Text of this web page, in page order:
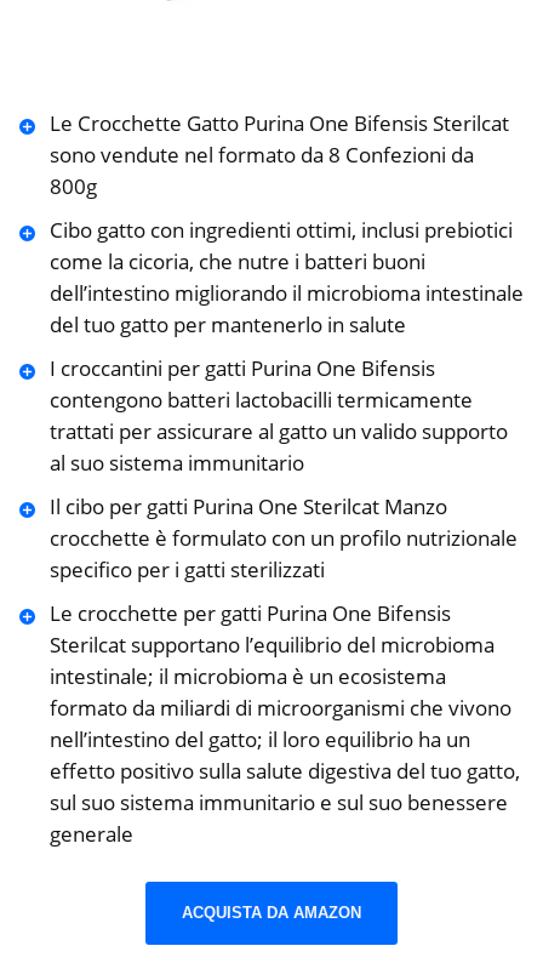
Le Crocchette Gatto Purina One Bifensis Sterilcat
sono vendute nel formato da 8 Confezioni da
800g
Cibo gatto con ingredienti ottimi, inclusi prebiotici
come la cicoria, che nutre i batteri buoni
dell’intestino migliorando il microbioma intestinale
del tuo gatto per mantenerlo in salute
I croccantini per gatti Purina One Bifensis
contengono batteri lactobacilli termicamente
trattati per assicurare al gatto un valido supporto
al suo sistema immunitario
Il cibo per gatti Purina One Sterilcat Manzo
crocchette è formulato con un profilo nutrizionale
specifico per i gatti sterilizzati
Le crocchette per gatti Purina One Bifensis
Sterilcat supportano l’equilibrio del microbioma
intestinale; il microbioma è un ecosistema
formato da miliardi di microorganismi che vivono
nell’intestino del gatto; il loro equilibrio ha un
effetto positivo sulla salute digestiva del tuo gatto,
sul suo sistema immunitario e sul suo benessere
generale
ACQUISTA DA AMAZON